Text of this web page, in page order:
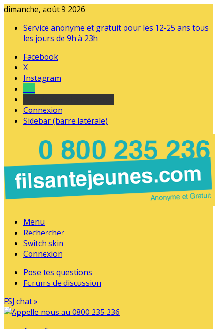
dimanche, août 9 2026
Service anonyme et gratuit pour les 12-25 ans tous
les jours de 9h à 23h
Facebook
X
Instagram
Connexion
Sidebar (barre latérale)
Menu
Rechercher
Switch skin
Connexion
Pose tes questions
Forums de discussion
FSJ chat »